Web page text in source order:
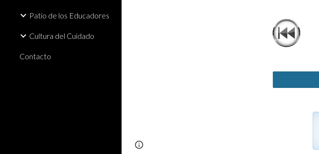
Patio de los Educadores
Cultura del Cuidado
Contacto